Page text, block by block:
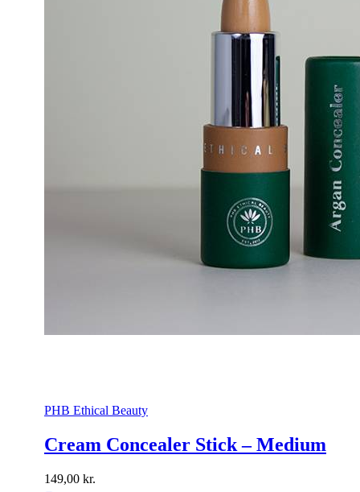
PHB Ethical Beauty
Cream Concealer Stick – Medium
149,00 kr.